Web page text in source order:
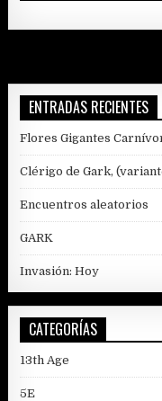
ENTRADAS RECIENTES
Flores Gigantes
Clérigo de Gark,
Encuentros aleatorios
GARK
Invasión: Hoy
CATEGORÍAS
13th Age
5E